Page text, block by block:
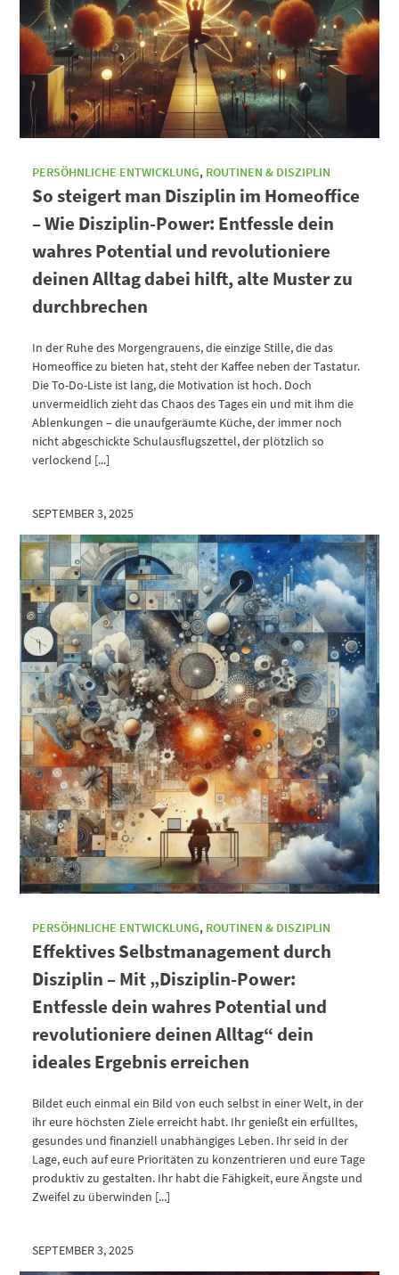
PERSÖHNLICHE ENTWICKLUNG, ROUTINEN & DISZIPLIN
So steigert man Disziplin im Homeoffice
– Wie Disziplin-Power: Entfessle dein
wahres Potential und revolutioniere
deinen Alltag dabei hilft, alte Muster zu
durchbrechen
In der Ruhe des Morgengrauens, die einzige Stille, die das
Homeoffice zu bieten hat, steht der Kaffee neben der Tastatur.
Die To-Do-Liste ist lang, die Motivation ist hoch. Doch
unvermeidlich zieht das Chaos des Tages ein und mit ihm die
Ablenkungen – die unaufgeräumte Küche, der immer noch
nicht abgeschickte Schulausflugszettel, der plötzlich so
verlockend [...]
SEPTEMBER 3, 2025
PERSÖHNLICHE ENTWICKLUNG, ROUTINEN & DISZIPLIN
Effektives Selbstmanagement durch
Disziplin – Mit „Disziplin-Power:
Entfessle dein wahres Potential und
revolutioniere deinen Alltag“ dein
ideales Ergebnis erreichen
Bildet euch einmal ein Bild von euch selbst in einer Welt, in der
ihr eure höchsten Ziele erreicht habt. Ihr genießt ein erfülltes,
gesundes und finanziell unabhängiges Leben. Ihr seid in der
Lage, euch auf eure Prioritäten zu konzentrieren und eure Tage
produktiv zu gestalten. Ihr habt die Fähigkeit, eure Ängste und
Zweifel zu überwinden [...]
SEPTEMBER 3, 2025